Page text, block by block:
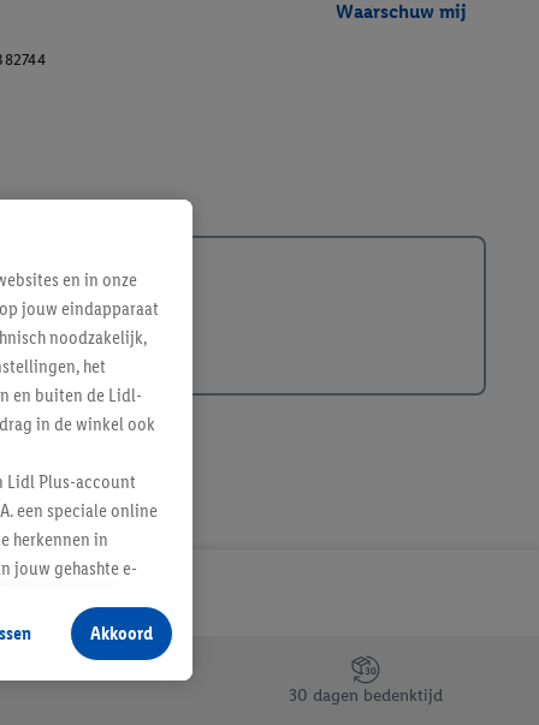
Waarschuw mij
30 dagen bedenktijd
en in onze
jouw eindapparaat
noodzakelijk,
het
en buiten de Lidl-
in de winkel ook
Lidl Plus-account
een speciale online
herkennen in
jouw gehashte e-
producten waarin je
te plaatsen
verschillende
Akkoord